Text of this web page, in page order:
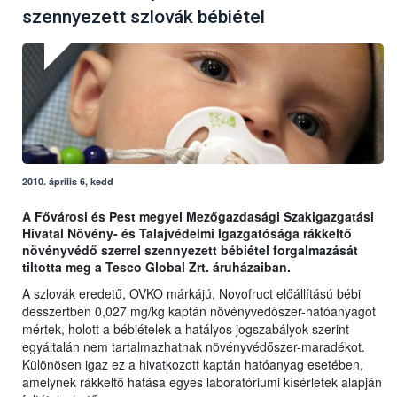
szennyezett szlovák bébiétel
2010. április 6, kedd
A Fővárosi és Pest megyei Mezőgazdasági Szakigazgatási
Hivatal Növény- és Talajvédelmi Igazgatósága rákkeltő
növényvédő szerrel szennyezett bébiétel forgalmazását
tiltotta meg a Tesco Global Zrt. áruházaiban.
A szlovák eredetű, OVKO márkájú, Novofruct előállítású bébi
desszertben 0,027 mg/kg kaptán növényvédőszer-hatóanyagot
mértek, holott a bébiételek a hatályos jogszabályok szerint
egyáltalán nem tartalmazhatnak növényvédőszer-maradékot.
Különösen igaz ez a hivatkozott kaptán hatóanyag esetében,
amelynek rákkeltő hatása egyes laboratóriumi kísérletek alapján